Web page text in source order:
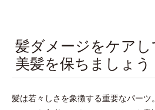
髪ダメージをケア
美髪を保ちましょう
髪は若々しさを象徴する重要なパー